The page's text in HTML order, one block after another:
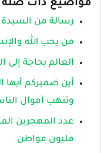
مواضيع ذات صلة
رسالة من السيدة
من يحب الله
العالم بحاجة
أين ضميركم
وتنهب أموال
عدد المهجرين
مليون مواطن